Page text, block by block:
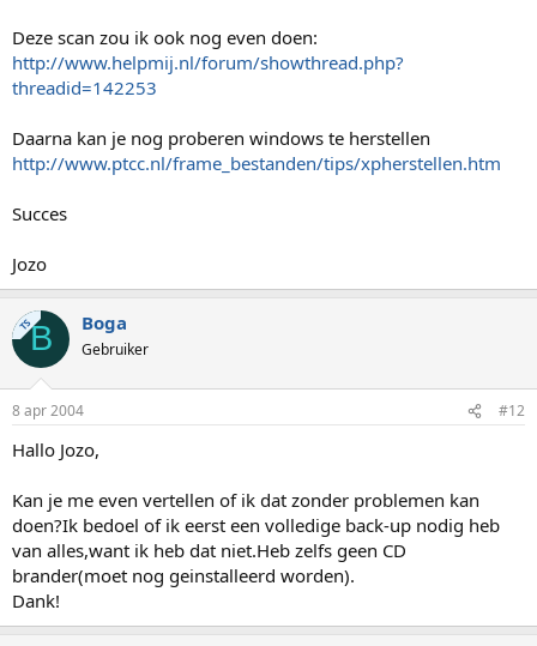
Deze scan zou ik ook nog even doen:
http://www.helpmij.nl/forum/showthread.php?
threadid=142253
Daarna kan je nog proberen windows te herstellen
http://www.ptcc.nl/frame_bestanden/tips/xpherstellen.htm
Succes
Jozo
TSB Boga
Gebruiker
8 apr 2004 #12
Hallo Jozo,
Kan je me even vertellen of ik dat zonder problemen kan
doen?Ik bedoel of ik eerst een volledige back-up nodig heb
van alles,want ik heb dat niet.Heb zelfs geen CD
brander(moet nog geinstalleerd worden).
Dank!